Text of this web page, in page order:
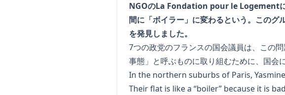
NGOのLa Fondation pour le Logementに
間に「ボイラー」に変わるという。このグ
を発見しました。
7つの政党のフランスの国会議員は、この
事態」と呼ぶものに取り組むために、国会
In the northern suburbs of Paris,
Their flat is like a “boiler” because it is